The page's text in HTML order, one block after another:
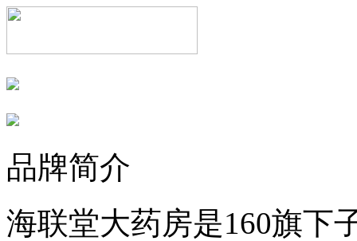
品牌简介
海联堂大药房是160旗下